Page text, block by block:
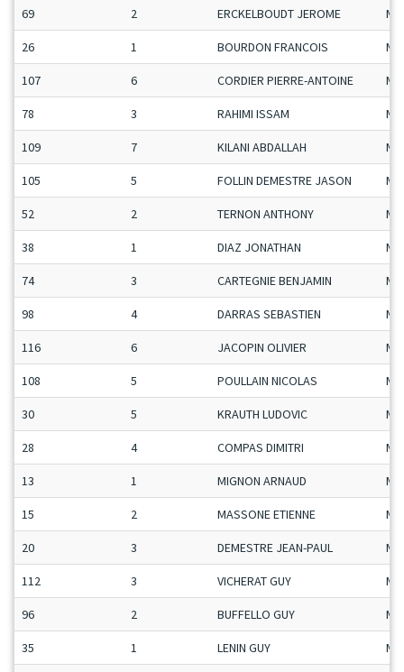
69 2 ERCKELBOUDT JEROME
26 1 BOURDON FRANCOIS
107 6 CORDIER PIERRE-ANTOINE
78 3 RAHIMI ISSAM
109 7 KILANI ABDALLAH
105 5 FOLLIN DEMESTRE JASON
52 2 TERNON ANTHONY
38 1 DIAZ JONATHAN
74 3 CARTEGNIE BENJAMIN
98 4 DARRAS SEBASTIEN
116 6 JACOPIN OLIVIER
108 5 POULLAIN NICOLAS
30 5 KRAUTH LUDOVIC
28 4 COMPAS DIMITRI
13 1 MIGNON ARNAUD
15 2 MASSONE ETIENNE
20 3 DEMESTRE JEAN-PAUL
112 3 VICHERAT GUY
96 2 BUFFELLO GUY
35 1 LENIN GUY